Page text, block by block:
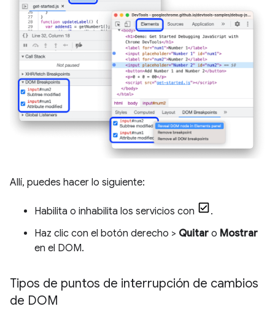
Allí, puedes hacer lo siguiente:
Habilita o inhabilita los servicios con
.
Haz clic con el botón derecho > Quitar o Mostrar
en el DOM.
Tipos de puntos de interrupción de cambios
de DOM